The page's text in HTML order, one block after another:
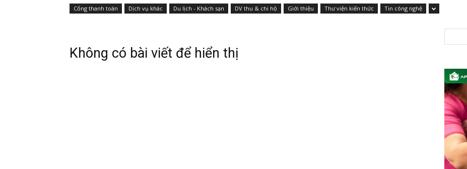
Cổng thanh toán Dịch vụ khác Du lịch - Khách sạn DV thu & chi hộ Giới thiệu Thư viện kiến thức Tin công nghệ
Không có bài viết để hiển thị